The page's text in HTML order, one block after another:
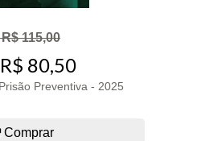
115,00
80,50
Preventiva - 2025
Comprar